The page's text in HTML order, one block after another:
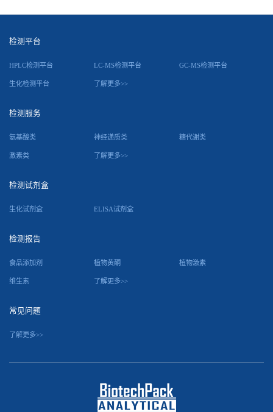
检测平台
HPLC检测平台 LC-MS检测平台 GC-MS检测平台
生化检测平台 了解更多>>
检测服务
氨基酸类 神经递质类 糖代谢类
激素类 了解更多>>
检测试剂盒
生化试剂盒 ELISA试剂盒
检测报告
食品添加剂 植物黄酮 植物激素
维生素 了解更多>>
常见问题
了解更多>>